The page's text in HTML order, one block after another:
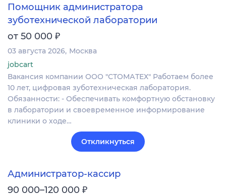
Помощник администратора
зуботехнической лаборатории
от 50 000 ₽
03 августа 2026 Москва
jobcart
Вакансия компании ООО "СТОМАТЕХ" Работаем более
10 лет, цифровая зуботехническая лаборатория.
Обязанности: - Обеспечивать комфортную обстановку
в лаборатории и своевременное информирование
клиники о ходе…
Откликнуться
Администратор-кассир
90 000–120 000 ₽